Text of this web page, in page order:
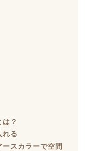
？
れる
スカラーで空間